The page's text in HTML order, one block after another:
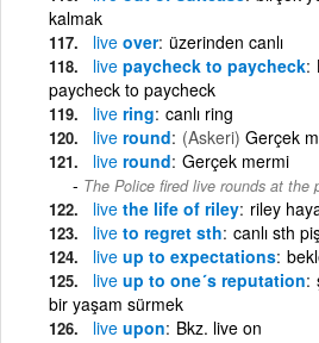
kalmak
live over üzerinden canlı
live paycheck to paycheck
paycheck to paycheck
live ring canlı ring
live round (Askeri) Gerçek
live round Gerçek mermi
The Police fired live rounds at the
live the life of riley riley
live to regret sth canlı sth
live up to expectations
live up to one´s reputation
bir yaşam sürmek
live upon Bkz. live on